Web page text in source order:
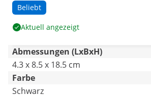
Beliebt
Aktuell angezeigt
Abmessungen (LxBxH)
4.3 x 8.5 x 18.5 cm
Farbe
Schwarz